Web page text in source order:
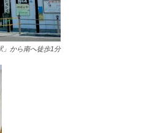
」から南へ徒歩1分